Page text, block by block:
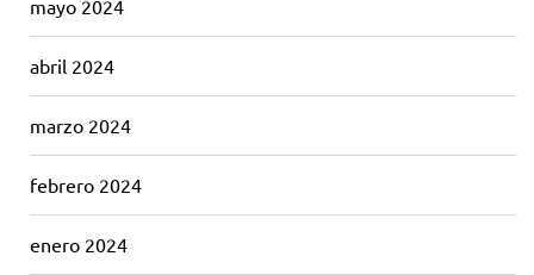
mayo 2024
abril 2024
marzo 2024
febrero 2024
enero 2024